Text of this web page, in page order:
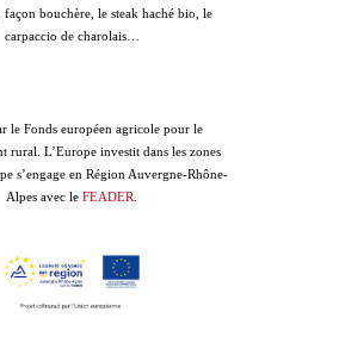
façon bouchère, le steak haché bio, le
carpaccio de charolais…
le Fonds européen agricole pour le
rural. L’Europe investit dans les zones
s’engage en Région Auvergne-Rhône-
Alpes avec le FEADER